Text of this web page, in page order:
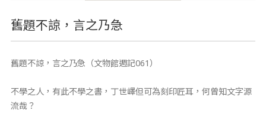
舊題不諒，言之乃急
舊題不諒，言之乃急（文物館週記061）
不學之人，有此不學之書，丁世嶧但可為刻印匠耳，何曾知文字源
流哉？